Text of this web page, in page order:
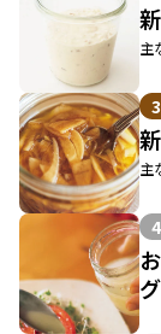
主
主
グ